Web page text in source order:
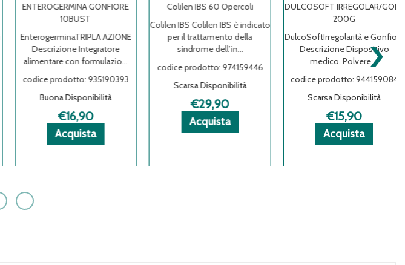
ENTEROGERMINA GONFIORE
10BUST
EnterogerminaTRIPLA AZIONE
Descrizione Integratore
alimentare con formulazio...
codice prodotto: 935190393
Buona Disponibilità
€16,90
Acquista
Acquista ENTEROGERMINA
GONFIORE
carrello
Acquista ENTEROGERMINA
GONFIORE
wishlist
Informazioni
su ENTEROGERMINA
10BUST
Colilen IBS 60 Opercoli
Colilen IBS Colilen IBS è indicato
per il trattamento della
sindrome dell’in...
codice prodotto: 974159446
Scarsa Disponibilità
€29,90
Acquista
Acquista Colilen
IBS
carrello
Acquista Colilen
IBS
wishlist
Informazioni
su Colilen
Opercoli
DULCOSOFT IRREGOLAR/GONF
200G
DulcoSoftIrregolarità e Gonfiore
Descrizione Dispositivo
medico. Polvere ...
codice prodotto: 944159084
Scarsa Disponibilità
€15,90
Acquista
Acquista
carrello
Acquista
wishlist
su
200G
›